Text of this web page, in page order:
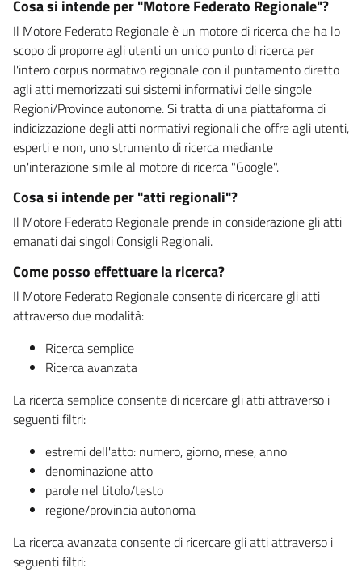
Cosa si intende per "Motore Federato Regionale"?
Il Motore Federato Regionale è un motore di ricerca che ha lo
scopo di proporre agli utenti un unico punto di ricerca per
l'intero corpus normativo regionale con il puntamento diretto
agli atti memorizzati sui sistemi informativi delle singole
Regioni/Province autonome. Si tratta di una piattaforma di
indicizzazione degli atti normativi regionali che offre agli utenti,
esperti e non, uno strumento di ricerca mediante
un'interazione simile al motore di ricerca "Google".
Cosa si intende per "atti regionali"?
Il Motore Federato Regionale prende in considerazione gli atti
emanati dai singoli Consigli Regionali.
Come posso effettuare la ricerca?
Il Motore Federato Regionale consente di ricercare gli atti
attraverso due modalità:
Ricerca semplice
Ricerca avanzata
La ricerca semplice consente di ricercare gli atti attraverso i
seguenti filtri:
estremi dell'atto: numero, giorno, mese, anno
denominazione atto
parole nel titolo/testo
regione/provincia autonoma
La ricerca avanzata consente di ricercare gli atti attraverso i
seguenti filtri: